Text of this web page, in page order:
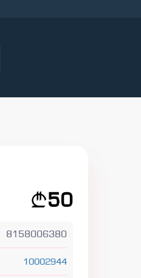
50
8158006380
10002944